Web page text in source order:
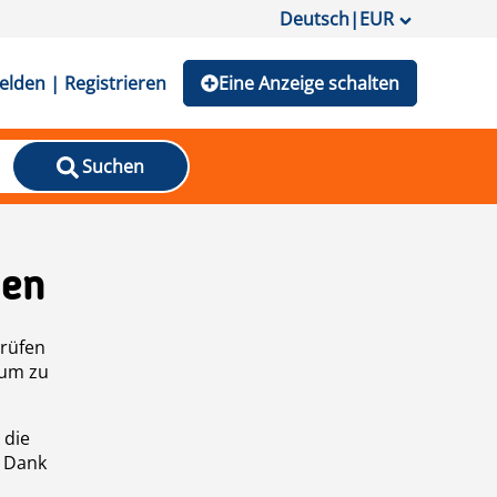
Deutsch|EUR
| Registrieren Eine Anzeige schalten
Suchen
zu
die